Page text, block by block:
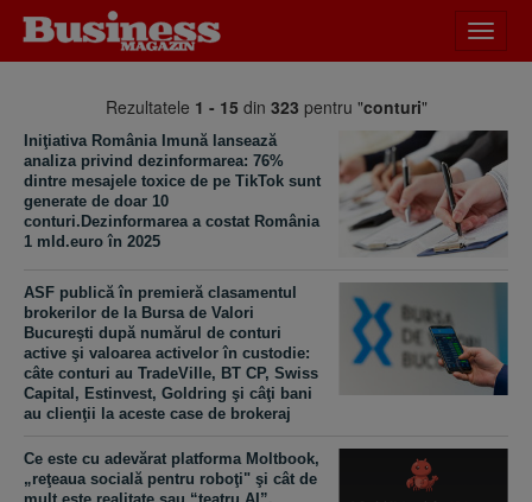
meniu
Rezultatele 1 - 15 din 323 pentru "conturi"
Iniţiativa România Imună lansează
analiza privind dezinformarea: 76%
dintre mesajele toxice de pe TikTok sunt
generate de doar 10
conturi.Dezinformarea a costat România
1 mld.euro în 2025
ASF publică în premieră clasamentul
brokerilor de la Bursa de Valori
Bucureşti după numărul de conturi
active şi valoarea activelor în custodie:
câte conturi au TradeVille, BT CP, Swiss
Capital, Estinvest, Goldring şi câţi bani
au clienţii la aceste case de brokeraj
Ce este cu adevărat platforma Moltbook,
„reţeaua socială pentru roboţi" şi cât de